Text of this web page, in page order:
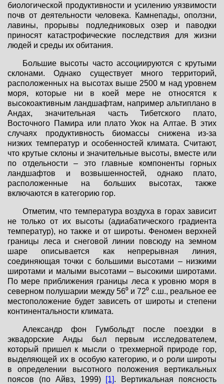
биологической продуктивности и усилению уязвимости
почв от деятельности человека. Камнепады, оползни,
лавины, прорывы подледниковых озер и паводки
приносят катастрофические последствия для жизни
людей и среды их обитания.
Большие высоты часто ассоциируются с крутыми
склонами. Однако существует много территорий,
расположенных на высотах выше 2500 м над уровнем
моря, которые ни в коей мере не относятся к
высокоактивным ландшафтам, например альтиплано в
Андах, значительная часть Тибетского плато,
Восточного Памира или плато Укок на Алтае. В этих
случаях продуктивность биомассы снижена из-за
низких температур и особенностей климата. Считают,
что крутые склоны и значительные высоты, вместе или
по отдельности – это главные компоненты горных
ландшафтов и возвышенностей, однако плато,
расположенные на больших высотах, также
включаются в категорию гор.
Отметим, что температура воздуха в горах зависит
не только от их высоты (адиабатического градиента
температур), но также и от широты. Феномен верхней
границы леса и снеговой линии повсюду на земном
шаре описывается как непрерывная линия,
соединяющая точки с большими высотами – низкими
широтами и малыми высотами – высокими широтами.
По мере приближения границы леса к уровню моря в
северном полушарии между 56⁰ и 72⁰ с.ш., реальное ее
местоположение будет зависеть от широты и степени
континентальности климата.
Александр фон Гумбольдт после поездки в
эквадорские Анды был первым исследователем,
который пришел к мысли о трехмерной природе гор,
выделяющей их в особую категорию, и о роли широты
в определении высотного положения вертикальных
поясов (по Айвз, 1999) [1]. Вертикальная поясность